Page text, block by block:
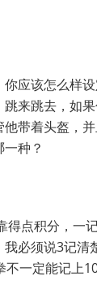
应该怎么样
来跳去，如
带着头盔，
种？
得点积分，一
必须说3记清
不一定能记上